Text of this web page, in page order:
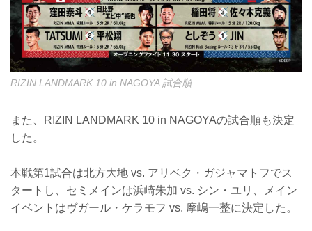
RIZIN LANDMARK 10 in NAGOYA 試合順
また、RIZIN LANDMARK 10 in NAGOYAの試合順も決定
した。
本戦第1試合は北方大地 vs. アリベク・ガジャマトフでス
タートし、セミメインは浜崎朱加 vs. シン・ユリ、メイン
イベントはヴガール・ケラモフ vs. 摩嶋一整に決定した。